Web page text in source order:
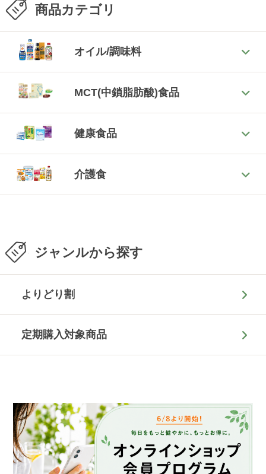
商品カテゴリ
オイル/調味料
MCT(中鎖脂肪酸)食品
健康食品
介護食
ジャンルから探す
よりどり割
定期購入対象商品